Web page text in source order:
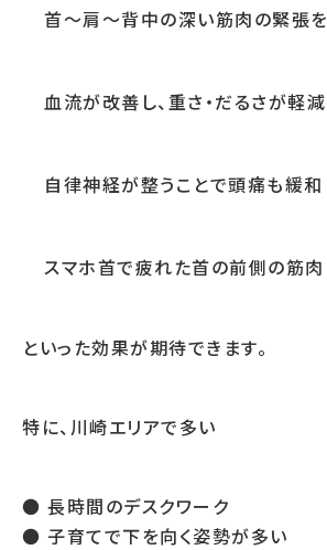
首〜肩〜背中の深い筋肉の緊張
血流が改善し、重さ・だるさが軽減
自律神経が整うことで頭痛も緩和
スマホ首で疲れた首の前側の筋
といった効果が期待できます。
特に、川崎エリアで多い
● 長時間のデスクワーク
● 子育てで下を向く姿勢が多い